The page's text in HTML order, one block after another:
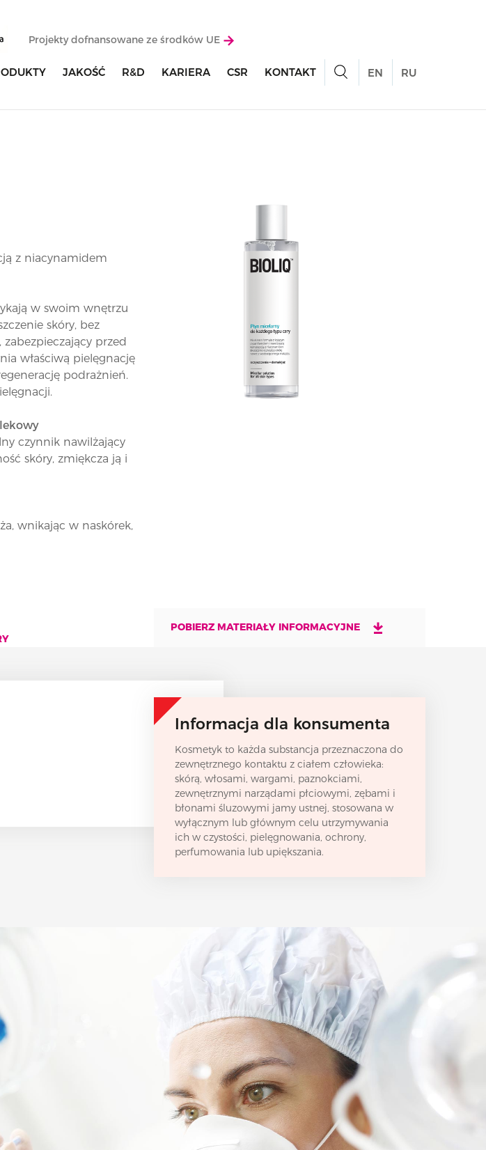
Projekty dofnansowane ze środków UE
JAKOŚĆ R&D KARIERA CSR KONTAKT EN RU
z niacynamidem
w swoim wnętrzu
skóry, bez
przed
właściwą pielęgnację
podrażnień.
czynnik nawilżający
skóry, zmiękcza ją i
wnikając w naskórek,
POBIERZ MATERIAŁY INFORMACYJNE
Informacja dla konsumenta
Kosmetyk to każda substancja przeznaczona do
zewnętrznego kontaktu z ciałem człowieka:
skórą, włosami, wargami, paznokciami,
zewnętrznymi narządami płciowymi, zębami i
błonami śluzowymi jamy ustnej, stosowana w
wyłącznym lub głównym celu utrzymywania
ich w czystości, pielęgnowania, ochrony,
perfumowania lub upiększania.